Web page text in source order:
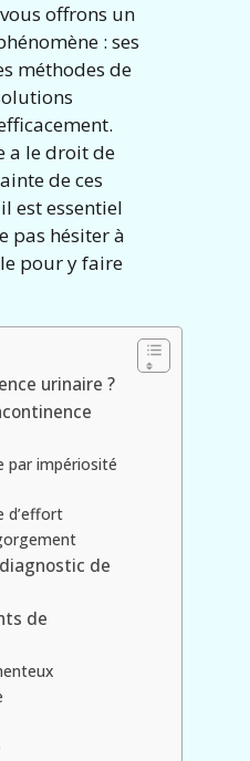
offrons un
: ses
méthodes de
a le droit de
de ces
est essentiel
pas hésiter à
pour y faire
urinaire ?
par impériosité
d’effort
de
de